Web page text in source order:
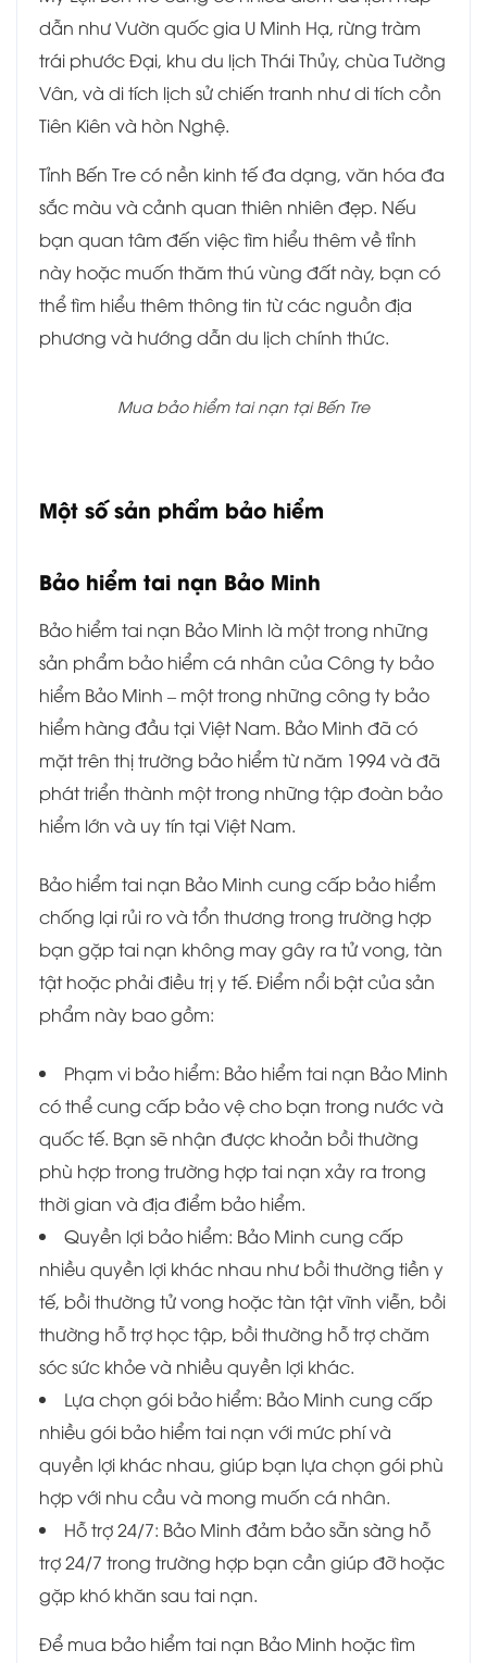
dẫn như Vườn quốc gia U Minh Hạ, rừng tràm
trái phước Đại, khu du lịch Thái Thủy, chùa Tường
Vân, và di tích lịch sử chiến tranh như di tích cồn
Tiên Kiên và hòn Nghệ.
Tỉnh Bến Tre có nền kinh tế đa dạng, văn hóa đa
sắc màu và cảnh quan thiên nhiên đẹp. Nếu
bạn quan tâm đến việc tìm hiểu thêm về tỉnh
này hoặc muốn thăm thú vùng đất này, bạn có
thể tìm hiểu thêm thông tin từ các nguồn địa
phương và hướng dẫn du lịch chính thức.
Mua bảo hiểm tai nạn tại Bến Tre
Một số sản phẩm bảo hiểm
Bảo hiểm tai nạn Bảo Minh
Bảo hiểm tai nạn Bảo Minh là một trong những
sản phẩm bảo hiểm cá nhân của Công ty bảo
hiểm Bảo Minh – một trong những công ty bảo
hiểm hàng đầu tại Việt Nam. Bảo Minh đã có
mặt trên thị trường bảo hiểm từ năm 1994 và đã
phát triển thành một trong những tập đoàn bảo
hiểm lớn và uy tín tại Việt Nam.
Bảo hiểm tai nạn Bảo Minh cung cấp bảo hiểm
chống lại rủi ro và tổn thương trong trường hợp
bạn gặp tai nạn không may gây ra tử vong, tàn
tật hoặc phải điều trị y tế. Điểm nổi bật của sản
phẩm này bao gồm:
Phạm vi bảo hiểm: Bảo hiểm tai nạn Bảo Minh
có thể cung cấp bảo vệ cho bạn trong nước và
quốc tế. Bạn sẽ nhận được khoản bồi thường
phù hợp trong trường hợp tai nạn xảy ra trong
thời gian và địa điểm bảo hiểm.
Quyền lợi bảo hiểm: Bảo Minh cung cấp
nhiều quyền lợi khác nhau như bồi thường tiền y
tế, bồi thường tử vong hoặc tàn tật vĩnh viễn, bồi
thường hỗ trợ học tập, bồi thường hỗ trợ chăm
sóc sức khỏe và nhiều quyền lợi khác.
Lựa chọn gói bảo hiểm: Bảo Minh cung cấp
nhiều gói bảo hiểm tai nạn với mức phí và
quyền lợi khác nhau, giúp bạn lựa chọn gói phù
hợp với nhu cầu và mong muốn cá nhân.
Hỗ trợ 24/7: Bảo Minh đảm bảo sẵn sàng hỗ
trợ 24/7 trong trường hợp bạn cần giúp đỡ hoặc
gặp khó khăn sau tai nạn.
Để mua bảo hiểm tai nạn Bảo Minh hoặc tìm